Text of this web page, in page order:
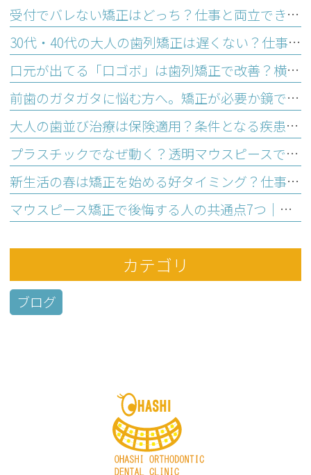
受付でバレない矯正はどっち？仕事と両立できる選び方と3つの基準
30代・40代の大人の歯列矯正は遅くない？仕事と両立できる3つの理由
口元が出てる「口ゴボ」は歯列矯正で改善？横顔に悩む大人の治療法
前歯のガタガタに悩む方へ。矯正が必要か鏡でわかる歯並びセルフチェック
大人の歯並び治療は保険適用？条件となる疾患と医療費控除の活用法
プラスチックでなぜ動く？透明マウスピースで歯並びが整う仕組み
新生活の春は矯正を始める好タイミング？仕事と両立の不安を解消する理由
マウスピース矯正で後悔する人の共通点7つ｜始める前のセルフチェック
カテゴリ
ブログ